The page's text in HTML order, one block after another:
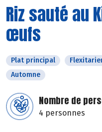
Riz sauté au
œufs
Plat principal
Automne
Nombre de
4 personnes